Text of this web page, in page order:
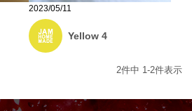
2023/05/11
Yellow 4
2件中 1 -2件表示